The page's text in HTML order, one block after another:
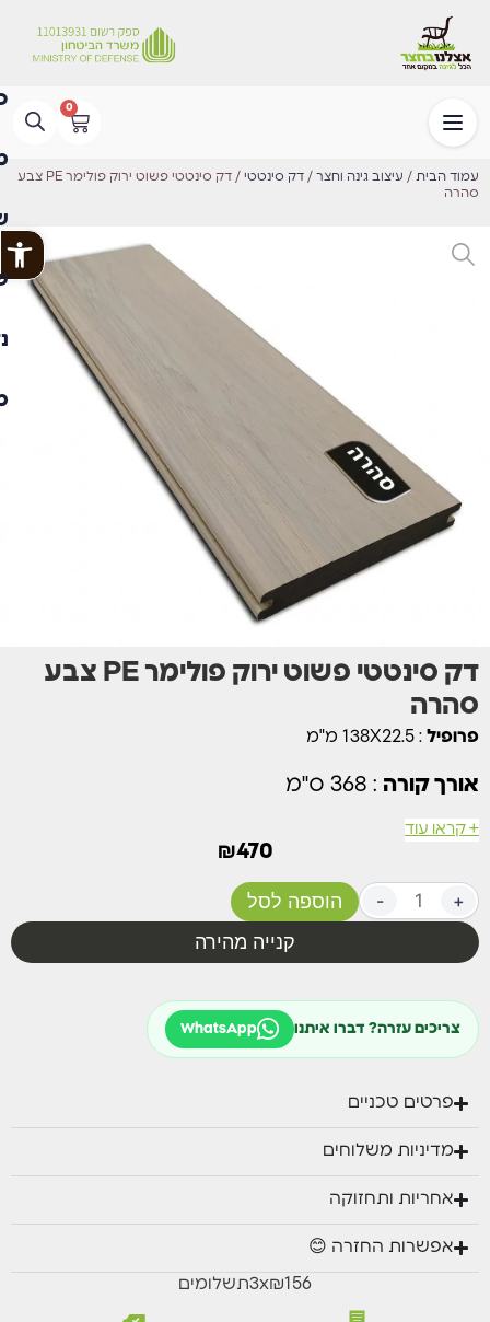
0
עמוד הבית / עיצוב גינה וחצר / דק סינטטי
/ דק סינטטי פשוט ירוק פולימר PE צבע
סהרה
דק סינטטי פשוט ירוק פולימר PE צבע
סהרה
פרופיל : 138X22.5 מ"מ
אורך קורה : 368 ס"מ
כמות לוחות למ"ר
חומר: עץ ממוחזר פולימר PE
ציפוי מגן
: 360 מעלות (הגנה מפני חרקים, רטיבות,
עובש ופטריות, סדקים, התנפחויות, שריטות
מניעת החלקה דרגה C מכון התקנים הישראלי
עשן דרגה 4.
+ קראו עוד
₪470
- +
הוספה לסל
קנייה מהירה
צריכים עזרה? דברו איתנו WhatsApp
פרטים טכניים
מדיניות משלוחים
אחריות ותחזוקה
אפשרות החזרה 😊
₪156
x
3תשלומים